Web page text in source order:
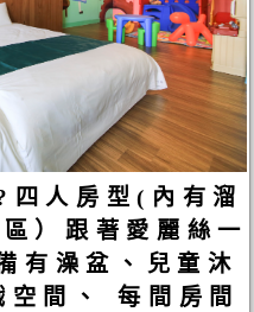
人房型(內有溜
）跟著愛麗絲一
有澡盆、兒童沐
空間、 每間房間